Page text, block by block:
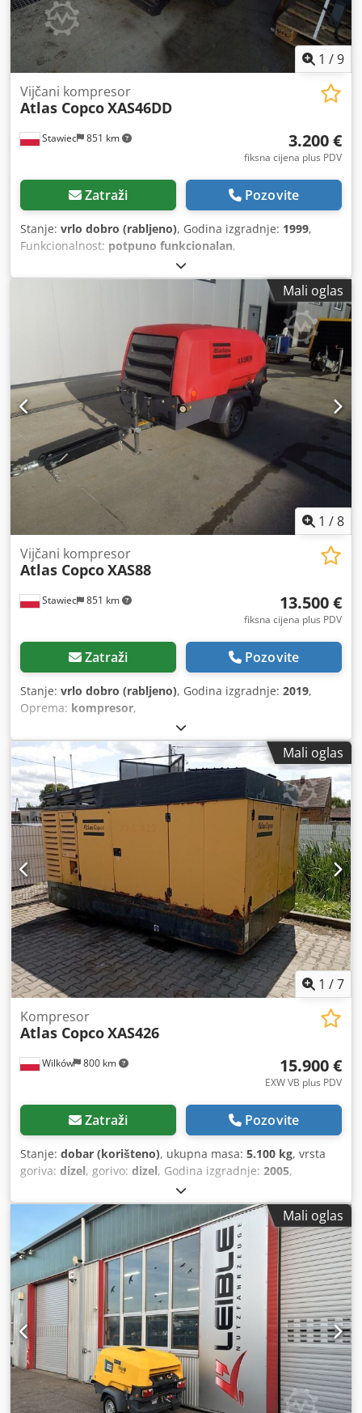
1 /9
Stawiec 851 km
Vijčani kompresor
Atlas CopcoXAS46DD
3.200 €
fiksna cijena plus PDV
Zatraži Pozovite
Stanje: vrlo dobro (rabljeno), Godina izgradnje: 1999,
Funkcionalnost: potpuno funkcionalan,
Mali oglas
1 /8
Stawiec 851 km
Vijčani kompresor
Atlas CopcoXAS88
13.500 €
fiksna cijena plus PDV
Zatraži Pozovite
Stanje: vrlo dobro (rabljeno), Godina izgradnje: 2019,
Oprema: kompresor,
Mali oglas
1 /7
Wilków 800 km
Kompresor
Atlas CopcoXAS426
15.900 €
EXW VB plus PDV
Zatraži Pozovite
Stanje: dobar (korišteno), ukupna masa: 5.100 kg, vrsta
goriva: dizel, gorivo: dizel, Godina izgradnje: 2005,
Mali oglas